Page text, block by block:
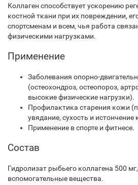
Коллаген способствует ускорению
костной ткани при их повреждении,
спортсменам и всем, чья работа
физическими нагрузками.
Применение
Заболевания опорно-
(остеохондроз, остеопороз,
высокие физические нагрузки).
Профилактика старения кожи
увядание, сухость и
Применение в спорте и фитнесе.
Состав
Гидролизат рыбьего коллагена 500
вспомогательные вещества.